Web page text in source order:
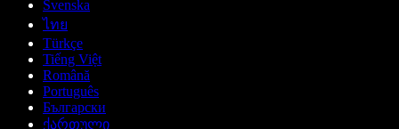
Svenska
ไทย
Türkçe
Tiếng Việt
Română
Português
Български
ქართული